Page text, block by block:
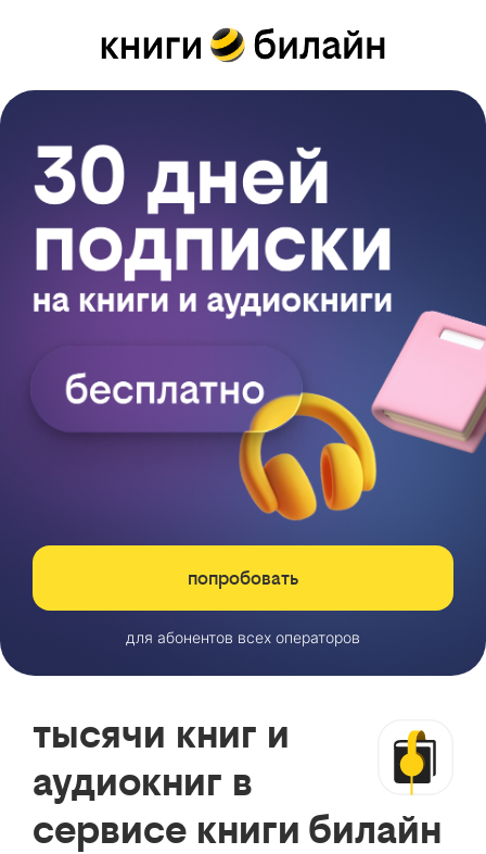
попробовать
для абонентов всех операторов
тысячи книг и
аудиокниг в
сервисе книги билайн